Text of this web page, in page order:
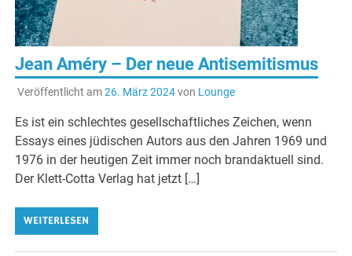
Jean Améry – Der neue Antisemitismus
Veröffentlicht am26. März 2024von Lounge
Es ist ein schlechtes gesellschaftliches Zeichen, wenn
Essays eines jüdischen Autors aus den Jahren 1969 und
1976 in der heutigen Zeit immer noch brandaktuell sind.
Der Klett-Cotta Verlag hat jetzt […]
WEITERLESEN